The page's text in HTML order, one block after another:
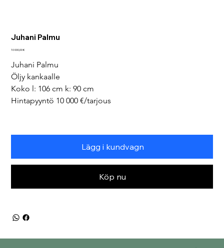
Juhani Palmu
Pris
10 000,00 €
Juhani Palmu
Öljy kankaalle
Koko l: 106 cm k: 90 cm
Hintapyyntö 10 000 €/tarjous
Lägg i kundvagn
Köp nu